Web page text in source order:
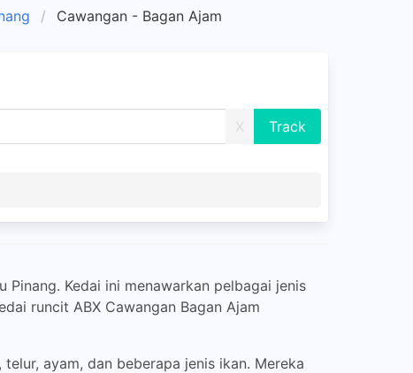
Cawangan - Bagan Ajam
X
Pinang. Kedai ini menawarkan pelbagai jenis
runcit ABX Cawangan Bagan Ajam
ayam, dan beberapa jenis ikan. Mereka